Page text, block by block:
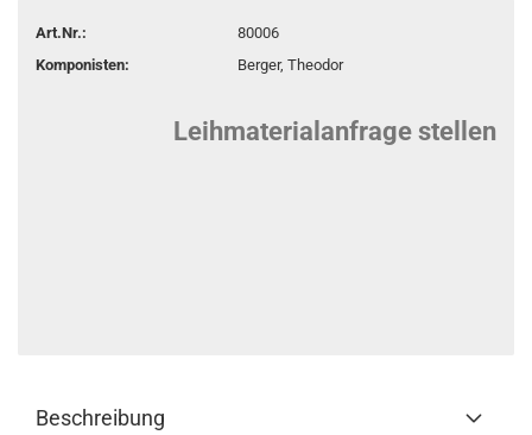
Art.Nr.:
80006
Komponisten:
Berger, Theodor
Leihmaterialanfrage stellen
Beschreibung